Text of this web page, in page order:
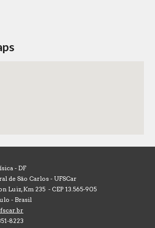
- DF
de São Carlos - UFSCar
Luiz, Km 235 - CEP 13.565-905
- Brasil
8223